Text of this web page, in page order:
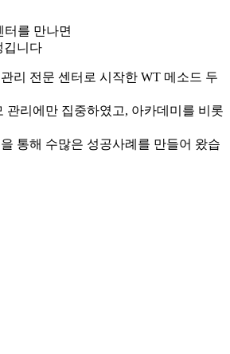
를 만나면
깁니다
리 전문 센터로 시작한 WT 메소드 두
관리에만 집중하였고, 아카데미를 비롯
통해 수많은 성공사례를 만들어 왔습